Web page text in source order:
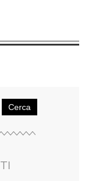
Cerca